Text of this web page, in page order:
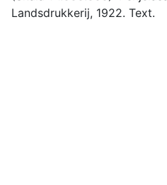
Landsdrukkerij, 1922. Text.